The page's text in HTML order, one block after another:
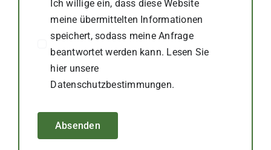
Ich willige ein, dass diese Website
meine übermittelten Informationen
speichert, sodass meine Anfrage
beantwortet werden kann. Lesen Sie
hier unsere
Datenschutzbestimmungen.
Absenden